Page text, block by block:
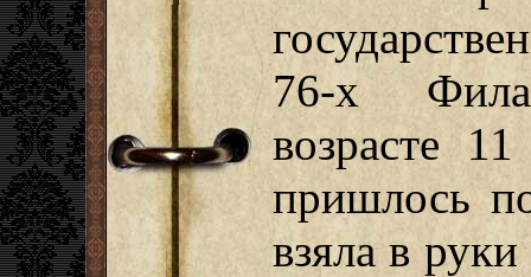
76-х
возрасте
пришлось
взяла в руки